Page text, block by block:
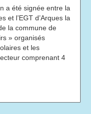
a été signée entre la
et l’EGT d’Arques la
la commune de
» organisés
et les
comprenant 4